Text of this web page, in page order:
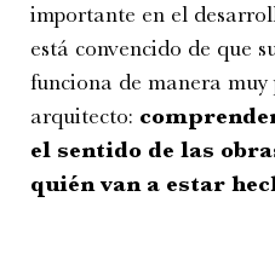
importante en el
está convencido de que
funciona de manera
arquitecto:
el sentido de las
quién van a estar